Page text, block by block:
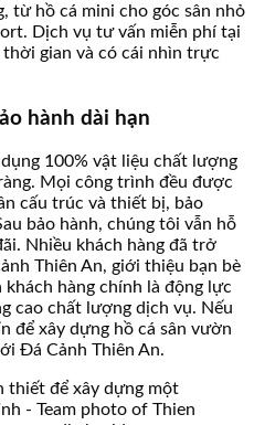
từ hồ cá mini cho góc sân nhỏ
Dịch vụ tư vấn miễn phí tại
gian và có cái nhìn trực
hành dài hạn
100% vật liệu chất lượng
Mọi công trình đều được
cấu trúc và thiết bị, bảo
bảo hành, chúng tôi vẫn hỗ
Nhiều khách hàng đã trở
Thiên An, giới thiệu bạn bè
hàng chính là động lực
cao chất lượng dịch vụ. Nếu
để xây dựng hồ cá sân vườn
Đá Cảnh Thiên An.